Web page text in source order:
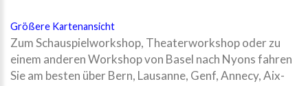
Größere Kartenansicht
Zum Schauspielworkshop, Theaterworkshop oder zu
einem anderen Workshop von Basel nach Nyons fahren
Sie am besten über Bern, Lausanne, Genf, Annecy, Aix-